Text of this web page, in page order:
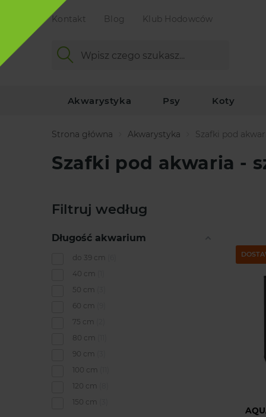
Kontakt Blog Klub Hodowców
Akwarystyka Psy Koty
Strona główna Akwarystyka Szafki pod
Szafki pod akwaria -
Filtruj według
Długość akwarium
do 39 cm
40 cm
50 cm
60 cm
75 cm
80 cm
90 cm
100 cm
120 cm
150 cm